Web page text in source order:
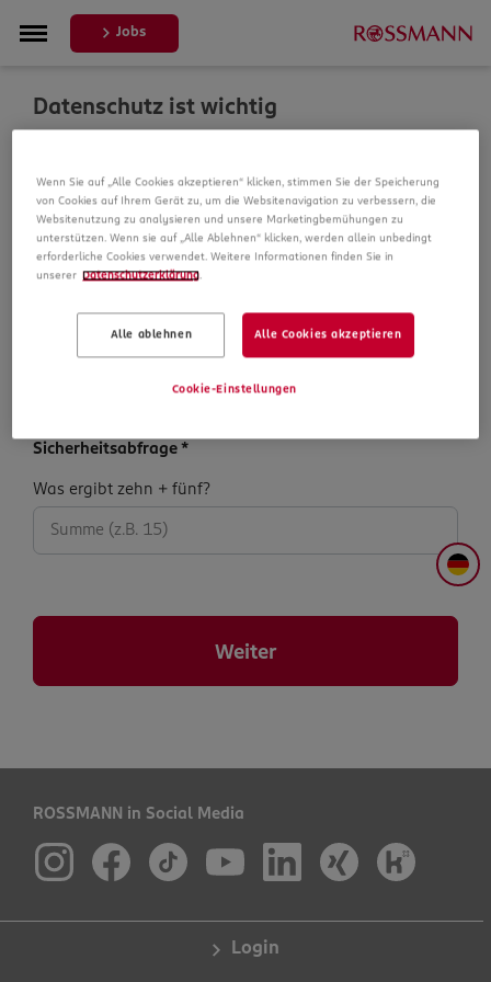
DE
Jobs
Datenschutz ist wichtig
verarbeiten wir Daten von Ihnen. In unseren
Datenschutzbestimmungen informieren wir Sie über die
Datenspeicherung und Ihre Rechte, bevor Sie mit Ihrer
Bewerbung fortfahren.
Datenschutz­hinweise
Datenschutzhinweise
Sicherheits­abfrage *
Sicherheits­
abfrage:
Was ergibt zehn + fünf?
Weiter
ROSSMANN in Social Media
Login
Wenn Sie auf „Alle Cookies akzeptieren“ klicken, stimmen Sie der Speicherung
von Cookies auf Ihrem Gerät zu, um die Websitenavigation zu verbessern, die
Websitenutzung zu analysieren und unsere Marketingbemühungen zu
unterstützen. Wenn sie auf „Alle Ablehnen“ klicken, werden allein unbedingt
erforderliche Cookies verwendet. Weitere Informationen finden Sie in
unserer Datenschutzerklärung
Alle ablehnen Alle Cookies akzeptieren
Cookie-Einstellungen